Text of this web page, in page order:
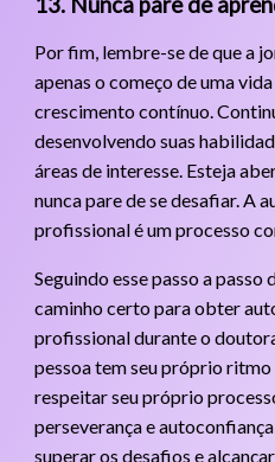
Por fim, lembre-se de que a
apenas o começo de uma
crescimento contínuo.
desenvolvendo suas
áreas de interesse. Esteja
nunca pare de se desafiar. A
profissional é um processo
Seguindo esse passo a
caminho certo para obter
profissional durante o
pessoa tem seu próprio
respeitar seu próprio
perseverança e
superar os desafios e